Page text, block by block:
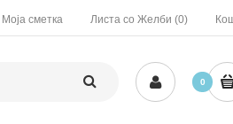
Моја сметка Листа со Желби (0)
0